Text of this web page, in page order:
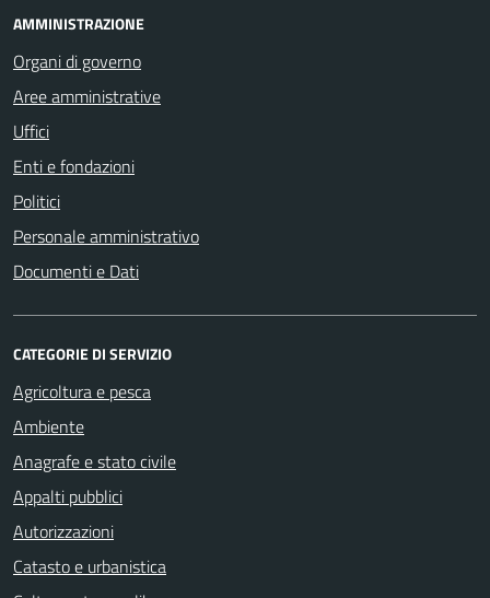
AMMINISTRAZIONE
Organi di governo
Aree amministrative
Uffici
Enti e fondazioni
Politici
Personale amministrativo
Documenti e Dati
CATEGORIE DI SERVIZIO
Agricoltura e pesca
Ambiente
Anagrafe e stato civile
Appalti pubblici
Autorizzazioni
Catasto e urbanistica